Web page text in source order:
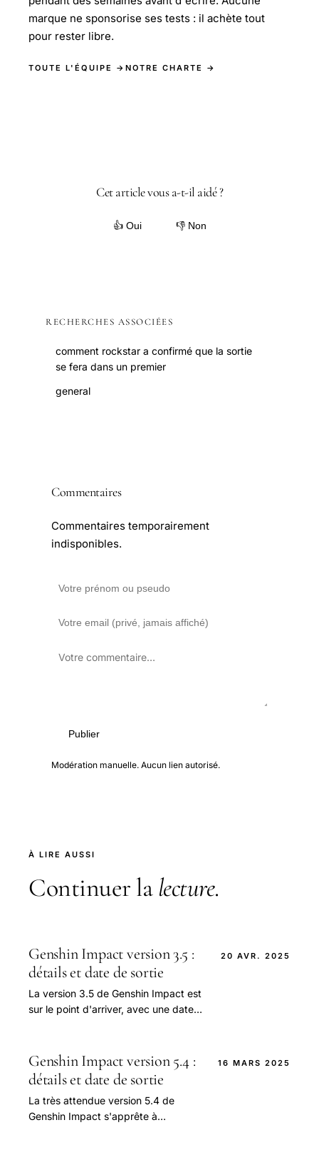
marque ne sponsorise ses tests : il achète tout
pour rester libre.
TOUTE L'ÉQUIPE → NOTRE CHARTE →
Cet article vous a-t-il aidé ?
👍 Oui 👎 Non
RECHERCHES ASSOCIÉES
comment rockstar a confirmé que la sortie
se fera dans un premier
general
Commentaires
Commentaires temporairement
indisponibles.
Publier
Modération manuelle. Aucun lien autorisé.
À LIRE AUSSI
Continuer la lecture.
Genshin Impact version 3.5 :
détails et date de sortie
La version 3.5 de Genshin Impact est
sur le point d'arriver, avec une date
20 AVR. 2025
Genshin Impact version 5.4 :
détails et date de sortie
La très attendue version 5.4 de
Genshin Impact s'apprête à
16 MARS 2025